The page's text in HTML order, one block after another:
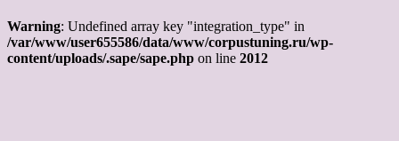
Warning: Undefined array key "integration_type" in
/var/www/user655586/data/www/corpustuning.ru/wp-
content/uploads/.sape/sape.php on line 2012